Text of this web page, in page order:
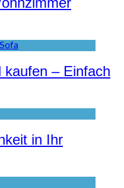
– Einfach
in Ihr